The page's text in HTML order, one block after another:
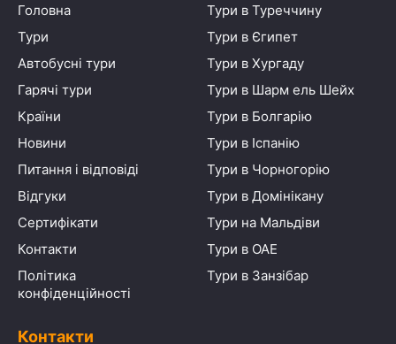
Головна
Тури
Автобусні тури
Гарячі тури
Країни
Новини
Питання і відповіді
Відгуки
Сертифікати
Контакти
Політика
конфіденційності
Тури в Туреччину
Тури в Єгипет
Тури в Хургаду
Тури в Шарм ель Шейх
Тури в Болгарію
Тури в Іспанію
Тури в Чорногорію
Тури в Домінікану
Тури на Мальдіви
Тури в ОАЕ
Тури в Занзібар
Контакти